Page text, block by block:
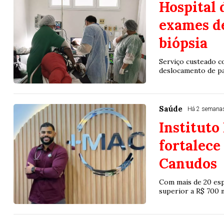
Hospital
exames
biópsia
Serviço custeado
deslocamento de
Saúde Há 2
Instituto
fortalece
Canudos
Com mais de 20
superior a R$ 700